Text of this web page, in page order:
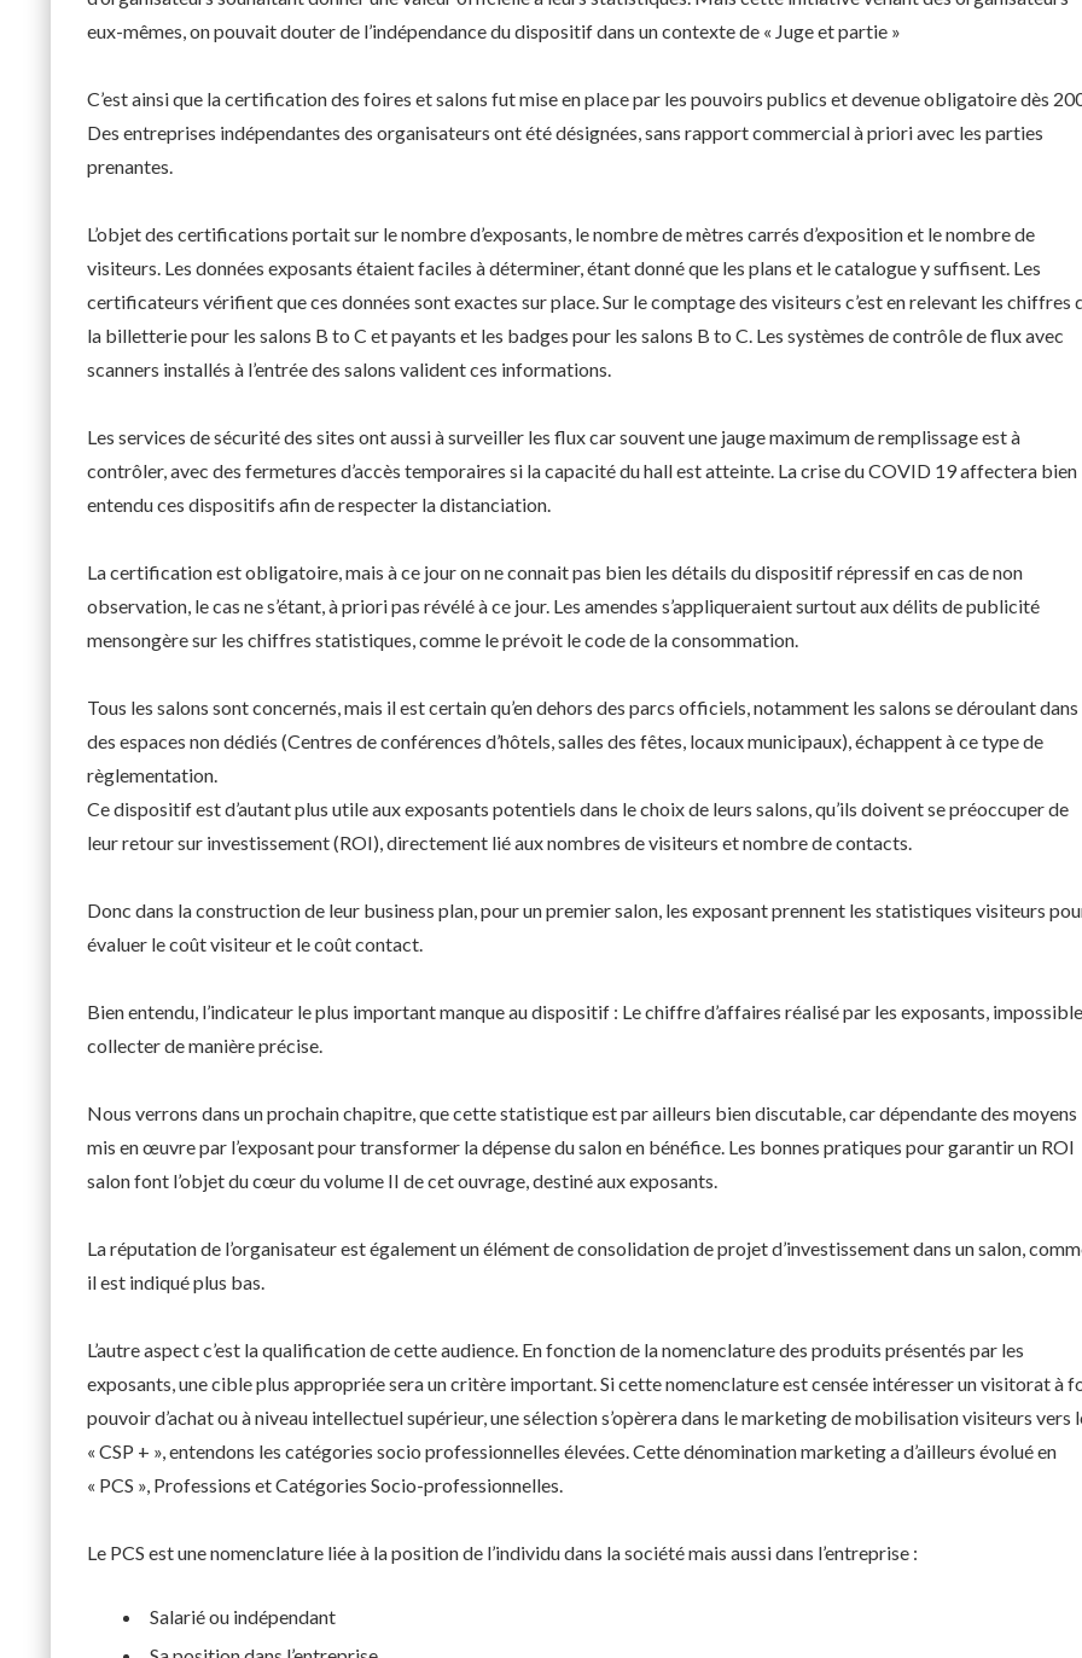
eux-mêmes, on pouvait douter de l’indépendance du dispositif dans un contexte de « Juge et partie »
C’est ainsi que la certification des foires et salons fut mise en place par les pouvoirs publics et devenue obligatoire dès
Des entreprises indépendantes des organisateurs ont été désignées, sans rapport commercial à priori avec les parties
prenantes.
L’objet des certifications portait sur le nombre d’exposants, le nombre de mètres carrés d’exposition et le nombre de
visiteurs. Les données exposants étaient faciles à déterminer, étant donné que les plans et le catalogue y suffisent. Les
certificateurs vérifient que ces données sont exactes sur place. Sur le comptage des visiteurs c’est en relevant les chiffres
la billetterie pour les salons B to C et payants et les badges pour les salons B to C. Les systèmes de contrôle de flux avec
scanners installés à l’entrée des salons valident ces informations.
Les services de sécurité des sites ont aussi à surveiller les flux car souvent une jauge maximum de remplissage est à
contrôler, avec des fermetures d’accès temporaires si la capacité du hall est atteinte. La crise du COVID 19 affectera bien
entendu ces dispositifs afin de respecter la distanciation.
La certification est obligatoire, mais à ce jour on ne connait pas bien les détails du dispositif répressif en cas de non
observation, le cas ne s’étant, à priori pas révélé à ce jour. Les amendes s’appliqueraient surtout aux délits de publicité
mensongère sur les chiffres statistiques, comme le prévoit le code de la consommation.
Tous les salons sont concernés, mais il est certain qu’en dehors des parcs officiels, notamment les salons se déroulant dans
des espaces non dédiés (Centres de conférences d’hôtels, salles des fêtes, locaux municipaux), échappent à ce type de
règlementation.
Ce dispositif est d’autant plus utile aux exposants potentiels dans le choix de leurs salons, qu’ils doivent se préoccuper de
leur retour sur investissement (ROI), directement lié aux nombres de visiteurs et nombre de contacts.
Donc dans la construction de leur business plan, pour un premier salon, les exposant prennent les statistiques visiteurs
évaluer le coût visiteur et le coût contact.
Bien entendu, l’indicateur le plus important manque au dispositif : Le chiffre d’affaires réalisé par les exposants,
collecter de manière précise.
Nous verrons dans un prochain chapitre, que cette statistique est par ailleurs bien discutable, car dépendante des moyens
mis en œuvre par l’exposant pour transformer la dépense du salon en bénéfice. Les bonnes pratiques pour garantir un ROI
salon font l’objet du cœur du volume II de cet ouvrage, destiné aux exposants.
La réputation de l’organisateur est également un élément de consolidation de projet d’investissement dans un salon,
il est indiqué plus bas.
L’autre aspect c’est la qualification de cette audience. En fonction de la nomenclature des produits présentés par les
exposants, une cible plus appropriée sera un critère important. Si cette nomenclature est censée intéresser un visitorat à
pouvoir d’achat ou à niveau intellectuel supérieur, une sélection s’opèrera dans le marketing de mobilisation visiteurs vers
« CSP + », entendons les catégories socio professionnelles élevées. Cette dénomination marketing a d’ailleurs évolué en
« PCS », Professions et Catégories Socio-professionnelles.
Le PCS est une nomenclature liée à la position de l’individu dans la société mais aussi dans l’entreprise :
Salarié ou indépendant